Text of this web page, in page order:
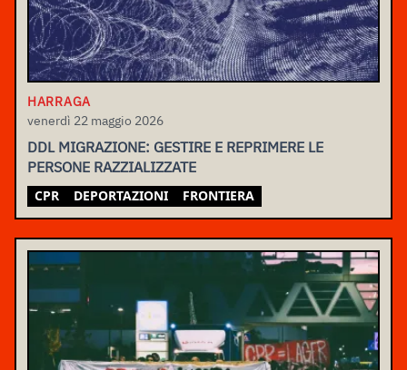
HARRAGA
venerdì 22 maggio 2026
DDL MIGRAZIONE: GESTIRE E REPRIMERE LE
PERSONE RAZZIALIZZATE
CPR DEPORTAZIONI FRONTIERA